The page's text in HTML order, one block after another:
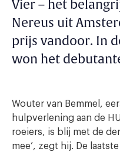
Vier – het
Nereus uit
prijs vandoor. In
won het
Wouter van Bemmel,
hulpverlening aan de
roeiers, is blij met de
mee’, zegt hij. De